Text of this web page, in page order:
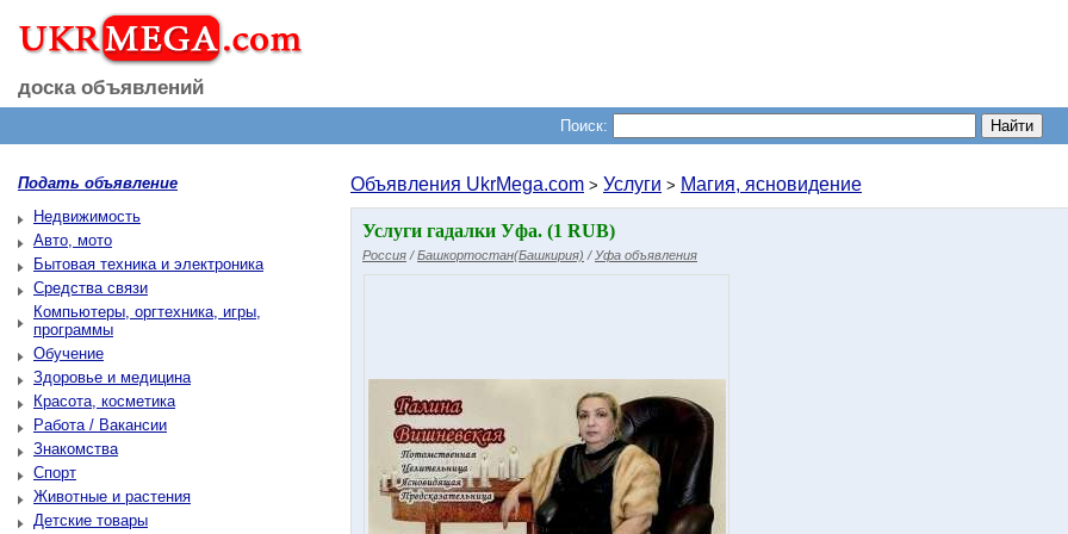
доска объявлений
Поиск:
Подать объявление
Недвижимость
Авто, мото
Бытовая техника и электроника
Средства связи
Компьютеры, оргтехника, игры,
программы
Обучение
Здоровье и медицина
Красота, косметика
Работа / Вакансии
Знакомства
Спорт
Животные и растения
Детские товары
Объявления UkrMega.com > Услуги > Магия, ясновидение
Услуги гадалки Уфа. (1 RUB)
Россия /Башкортостан(Башкирия) / Уфа объявления